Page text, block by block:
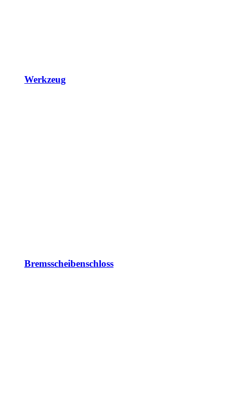
Werkzeug
Bremsscheibenschloss